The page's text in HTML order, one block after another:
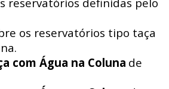
os reservatórios tipo taça
com Água na Coluna de